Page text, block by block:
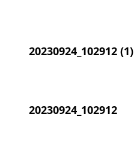
20230924_102912 (1)
20230924_102912